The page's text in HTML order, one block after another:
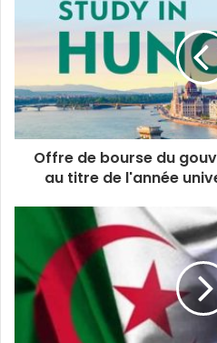
Offre de bourse du
au titre de l'année